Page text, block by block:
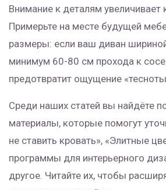
Внимание к деталям увеличивает
Примерьте на месте будущей
размеры: если ваш диван
минимум 60-80 см прохода к
предотвратит ощущение
Среди наших статей вы найдёте
материалы, которые помогут
не ставить кровать», «Элитные
программы для интерьерного
другое. Читайте их, чтобы